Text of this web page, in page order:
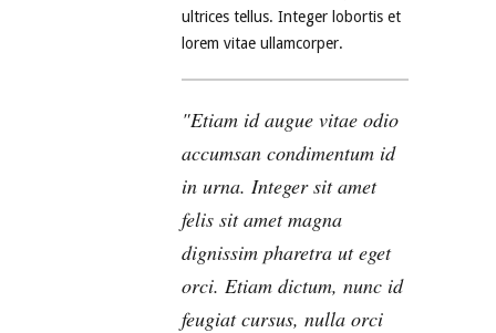
ultrices tellus. Integer lobortis et
lorem vitae ullamcorper.
Etiam id augue vitae odio
accumsan condimentum id
in urna. Integer sit amet
felis sit amet magna
dignissim pharetra ut eget
orci. Etiam dictum, nunc id
feugiat cursus, nulla orci